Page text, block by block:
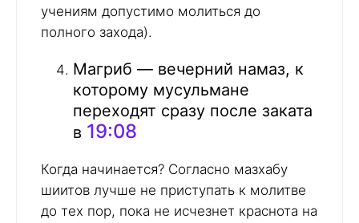
учениям допустимо молиться до
полного захода).
Магриб — вечерний намаз, к
которому мусульмане
переходят сразу после заката
в 19:08
Когда начинается? Согласно мазхабу
шиитов лучше не приступать к молитве
до тех пор, пока не исчезнет краснота на